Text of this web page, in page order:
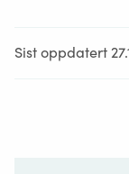
Sist oppdatert